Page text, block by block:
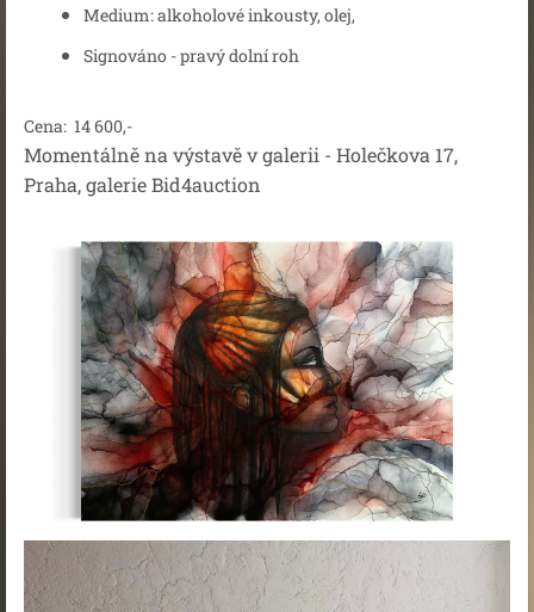
Medium: alkoholové inkousty, olej,
Signováno - pravý dolní roh
Cena: 14 600,-
Momentálně na výstavě v galerii - Holečkova 17,
Praha, galerie Bid4auction